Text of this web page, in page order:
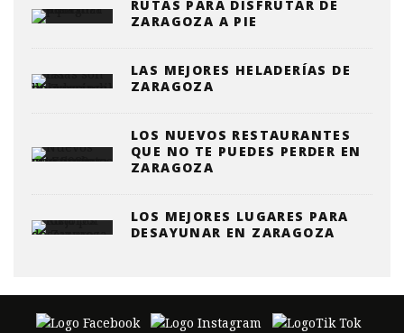
RUTAS PARA DISFRUTAR DE
ZARAGOZA A PIE
LAS MEJORES HELADERÍAS DE
ZARAGOZA
LOS NUEVOS RESTAURANTES
QUE NO TE PUEDES PERDER EN
ZARAGOZA
LOS MEJORES LUGARES PARA
DESAYUNAR EN ZARAGOZA